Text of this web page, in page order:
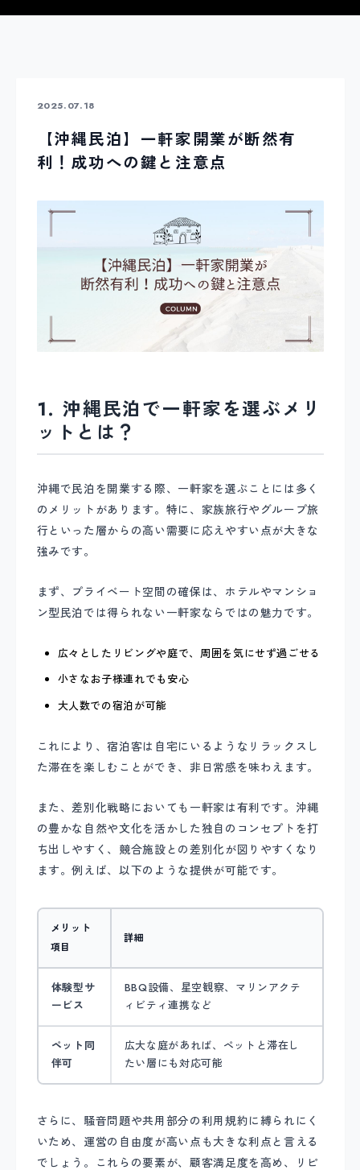
2025.07.18
【沖縄民泊】一軒家開業が断然有
利！成功への鍵と注意点
1. 沖縄民泊で一軒家を選ぶメリ
ットとは？
沖縄で民泊を開業する際、一軒家を選ぶことには多く
のメリットがあります。特に、家族旅行やグループ旅
行といった層からの高い需要に応えやすい点が大きな
強みです。
まず、プライベート空間の確保は、ホテルやマンショ
ン型民泊では得られない一軒家ならではの魅力です。
広々としたリビングや庭で、周囲を気にせず過ごせる
小さなお子様連れでも安心
大人数での宿泊が可能
これにより、宿泊客は自宅にいるようなリラックスし
た滞在を楽しむことができ、非日常感を味わえます。
また、差別化戦略においても一軒家は有利です。沖縄
の豊かな自然や文化を活かした独自のコンセプトを打
ち出しやすく、競合施設との差別化が図りやすくなり
ます。例えば、以下のような提供が可能です。
メリット
項目
詳細
体験型サ
ービス
BBQ設備、星空観察、マリンアクテ
ィビティ連携など
ペット同
伴可
広大な庭があれば、ペットと滞在し
たい層にも対応可能
さらに、騒音問題や共用部分の利用規約に縛られにく
いため、運営の自由度が高い点も大きな利点と言える
でしょう。これらの要素が、顧客満足度を高め、リピ